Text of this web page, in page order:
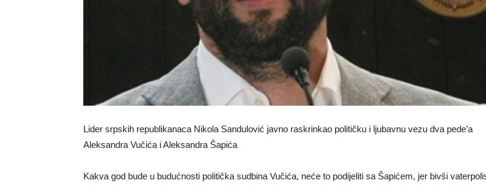
Lider srpskih republikanaca Nikola Sandulović javno raskrinkao političku i ljubavnu vezu dva pede’a
Aleksandra Vučića i Aleksandra Šapića
Kakva god bude u budućnosti politička sudbina Vučića, neće to podijeliti sa Šapićem, jer bivši